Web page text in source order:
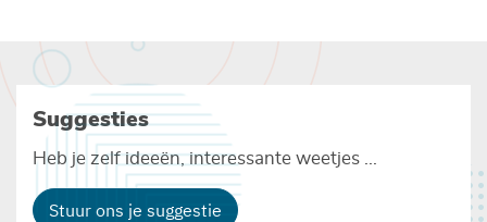
Suggesties
Heb je zelf ideeën, interessante weetjes ...
Stuur ons je suggestie